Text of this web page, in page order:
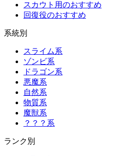
スカウト用のおすすめ
回復役のおすすめ
系統別
スライム系
ゾンビ系
ドラゴン系
悪魔系
自然系
物質系
魔獣系
？？？系
ランク別